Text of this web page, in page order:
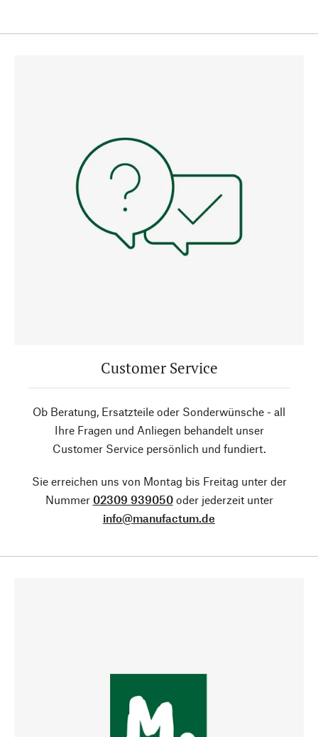
Customer Service
Ob Beratung, Ersatzteile oder Sonderwünsche - all
Ihre Fragen und Anliegen behandelt unser
Customer Service persönlich und fundiert.
Sie erreichen uns von Montag bis Freitag unter der
Nummer 02309 939050oder jederzeit unter
info@manufactum.de